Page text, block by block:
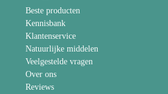
Beste producten
Kennisbank
Klantenservice
Natuurlijke middelen
Veelgestelde vragen
Over ons
Reviews